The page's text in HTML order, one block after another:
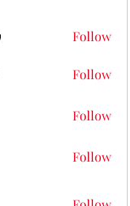
Follow
Follow
Follow
Follow